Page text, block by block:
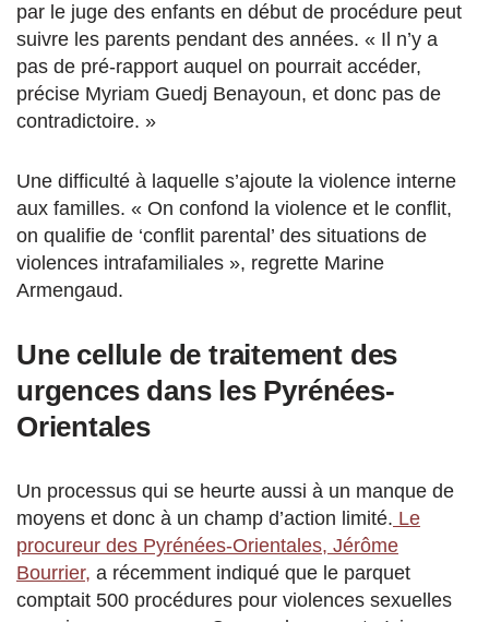
par le juge des enfants en début de procédure peut
suivre les parents pendant des années. « Il n’y a
pas de pré-rapport auquel on pourrait accéder,
précise Myriam Guedj Benayoun, et donc pas de
contradictoire. »
Une difficulté à laquelle s’ajoute la violence interne
aux familles. « On confond la violence et le conflit,
on qualifie de ‘conflit parental’ des situations de
violences intrafamiliales », regrette Marine
Armengaud.
Une cellule de traitement des
urgences dans les Pyrénées-
Orientales
Un processus qui se heurte aussi à un manque de
moyens et donc à un champ d’action limité. Le
procureur des Pyrénées-Orientales, Jérôme
Bourrier, a récemment indiqué que le parquet
comptait 500 procédures pour violences sexuelles